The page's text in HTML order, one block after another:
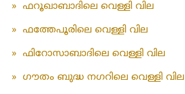
» ഫറൂഖാബാദിലെ വെള്ളി വില
» ഫത്തേപൂരിലെ വെള്ളി വില
» ഫിറോസാബാദിലെ വെള്ളി വില
» ഗൗതം ബുദ്ധ നഗറിലെ വെള്ളി വില